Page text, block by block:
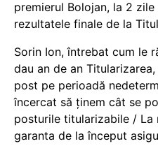
premierul Bolojan, la 2
rezultatele finale de la
Sorin Ion, întrebat cum le
dau an de an
post pe perioadă
încercat să ținem cât se
posturile titularizabile / La
garanta de la început